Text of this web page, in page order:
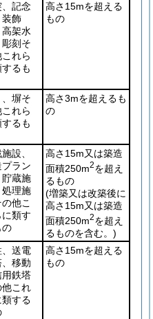
、記念
装飾
高架水
刻そ
れら
るも
高さ15mを超える
もの
、塀そ
れら
るも
高さ3mを超えるも
の
設、
ラン
貯蔵施
処理施
他こ
類す
の
高さ15m又は築造
面積250m2を超え
るもの
(増築又は改築後に
高さ15m又は築造
面積250m2を超え
るものを含む。)
、送電
移動
用鉄塔
他これ
類する
高さ15mを超える
もの